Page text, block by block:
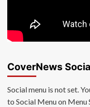
CoverNews
Social menu is not set.
to Social Menu on Menu